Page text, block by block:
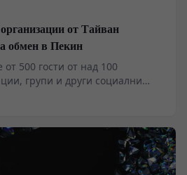
от Тайван
обмен в Пекин
500 гости от над 100
групи и други социални
в Тайван, се събраха в Пекин,